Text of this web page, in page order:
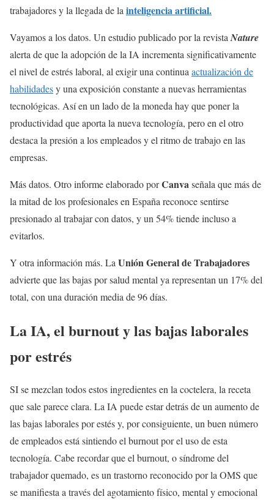
trabajadores y la llegada de la inteligencia artificial.
Vayamos a los datos. Un estudio publicado por la revista Nature
alerta de que la adopción de la IA incrementa significativamente
el nivel de estrés laboral, al exigir una continua actualización de
habilidadesy una exposición constante a nuevas herramientas
tecnológicas. Así en un lado de la moneda hay que poner la
productividad que aporta la nueva tecnología, pero en el otro
destaca la presión a los empleados y el ritmo de trabajo en las
empresas.
Más datos. Otro informe elaborado porCanvaseñala que más de
la mitad de los profesionales en España reconoce sentirse
presionado al trabajar con datos, y un 54% tiende incluso a
evitarlos.
Y otra información más. La Unión General de Trabajadores
advierte que las bajas por salud mental ya representan un 17% del
total, con una duración media de 96 días.
La IA, el burnout y las bajas laborales
por estrés
SI se mezclan todos estos ingredientes en la coctelera, la receta
que sale parece clara. La IA puede estar detrás de un aumento de
las bajas laborales por estés y, por consiguiente, un buen número
de empleados está sintiendo el burnout por el uso de esta
tecnología. Cabe recordar que el burnout, o síndrome del
trabajador quemado, es un trastorno reconocido por la OMS que
se manifiesta a través del agotamiento físico, mental y emocional